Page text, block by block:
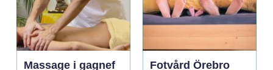
Massage i gagnef
Fotvård Örebro